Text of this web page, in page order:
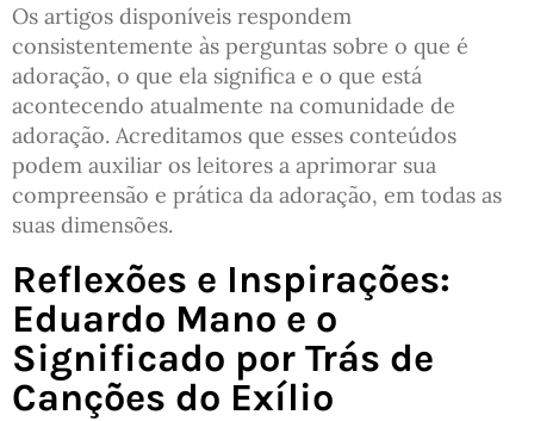
Os artigos disponíveis respondem
consistentemente às perguntas sobre o que é
adoração, o que ela significa e o que está
acontecendo atualmente na comunidade de
adoração. Acreditamos que esses conteúdos
podem auxiliar os leitores a aprimorar sua
compreensão e prática da adoração, em todas as
suas dimensões.
Reflexões e Inspirações:
Eduardo Mano e o
Significado por Trás de
Canções do Exílio